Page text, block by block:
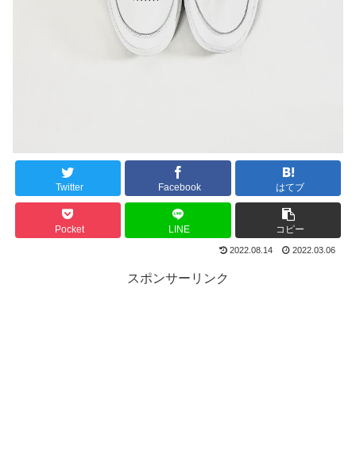
Twitter Facebook はてブ
Pocket LINE コピー
2022.08.14 2022.03.06
スポンサーリンク